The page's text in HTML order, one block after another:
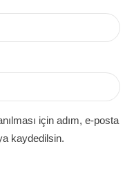
için adım, e-posta
kaydedilsin.